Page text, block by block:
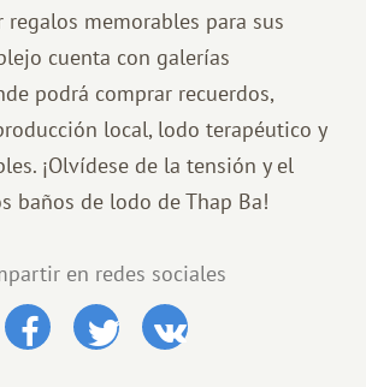
regalos memorables para sus
cuenta con galerías
podrá comprar recuerdos,
local, lodo terapéutico y
¡Olvídese de la tensión y el
baños de lodo de Thap Ba!
en redes sociales